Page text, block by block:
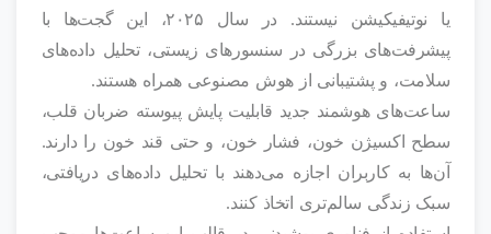
یا نوتیفیکیشن نیستند. در سال ۲۰۲۵، این گجت‌ها با
پیشرفت‌های بزرگی در سنسورهای زیستی، تحلیل داده‌های
سلامت، و پشتیبانی از هوش مصنوعی همراه هستند.
ساعت‌های هوشمند جدید قابلیت پایش پیوسته ضربان قلب،
سطح اکسیژن خون، فشار خون، و حتی قند خون را دارند.
آن‌ها به کاربران اجازه می‌دهند با تحلیل داده‌های دریافتی،
سبک زندگی سالم‌تری اتخاذ کنند.